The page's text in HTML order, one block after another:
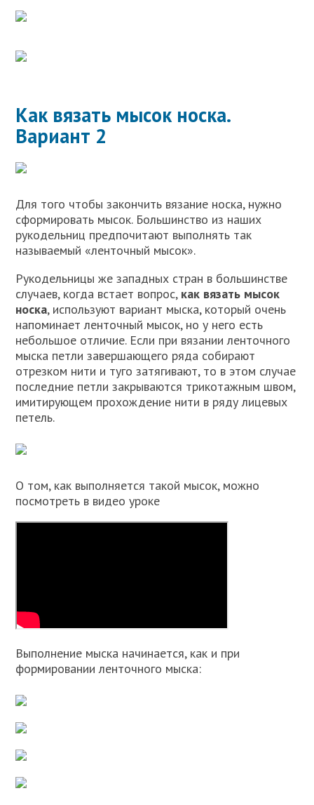
Как вязать мысок носка.
Вариант 2
Для того чтобы закончить вязание носка, нужно
сформировать мысок. Большинство из наших
рукодельниц предпочитают выполнять так
называемый «ленточный мысок».
Рукодельницы же западных стран в большинстве
случаев, когда встает вопрос, как вязать мысок
носка, используют вариант мыска, который очень
напоминает ленточный мысок, но у него есть
небольшое отличие. Если при вязании ленточного
мыска петли завершающего ряда собирают
отрезком нити и туго затягивают, то в этом случае
последние петли закрываются трикотажным швом,
имитирующем прохождение нити в ряду лицевых
петель.
О том, как выполняется такой мысок, можно
посмотреть в видео уроке
Выполнение мыска начинается, как и при
формировании ленточного мыска: